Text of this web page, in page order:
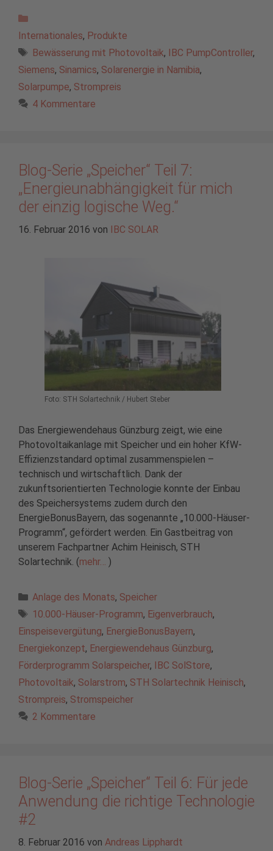
Internationales, Produkte
Schlagwörter
Bewässerung mit Photovoltaik, IBC PumpController,
Siemens, Sinamics, Solarenergie in Namibia,
Solarpumpe, Strompreis
4 Kommentare
Blog-Serie „Speicher“ Teil 7:
„Energieunabhängigkeit für mich
der einzig logische Weg.“
16. Februar 2016 von IBC SOLAR
Foto: STH Solartechnik / Hubert Steber
Das Energiewendehaus Günzburg zeigt, wie eine
Photovoltaikanlage mit Speicher und ein hoher KfW-
Effizienzstandard optimal zusammenspielen –
technisch und wirtschaftlich. Dank der
zukunftsorientierten Technologie konnte der Einbau
des Speichersystems zudem durch den
EnergieBonusBayern, das sogenannte „10.000-Häuser-
Programm“, gefördert werden. Ein Gastbeitrag von
unserem Fachpartner Achim Heinisch, STH
Solartechnik. (mehr… )
Kategorien
Anlage des Monats, Speicher
Schlagwörter
10.000-Häuser-Programm, Eigenverbrauch,
Einspeisevergütung, EnergieBonusBayern,
Energiekonzept, Energiewendehaus Günzburg,
Förderprogramm Solarspeicher, IBC SolStore,
Photovoltaik, Solarstrom, STH Solartechnik Heinisch,
Strompreis, Stromspeicher
2 Kommentare
Blog-Serie „Speicher“ Teil 6: Für jede
Anwendung die richtige Technologie
#2
8. Februar 2016 von Andreas Lipphardt